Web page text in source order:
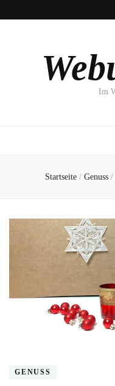
Im
Startseite / Genuss /
GENUSS